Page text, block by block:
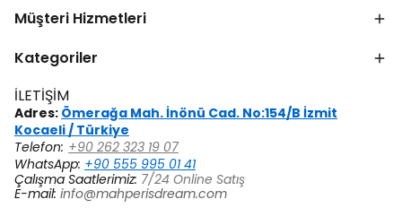
Müşteri Hizmetleri
Kategoriler
İLETİŞİM
Adres: Ömerağa Mah. İnönü Cad. No:154/B İzmit
Kocaeli / Türkiye
Telefon: +90 262 323 19 07
WhatsApp: +90 555 995 01 41
Çalışma Saatlerimiz: 7/24 Online Satış
E-mail: info@mahperisdream.com